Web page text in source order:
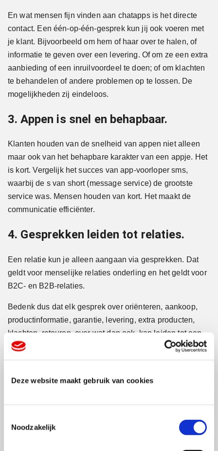
Deze website maakt gebruik van cookies
Noodzakelijk
En wat mensen fijn vinden aan chatapps is het directe
contact. Een één-op-één-gesprek kun jij ook voeren met
je klant. Bijvoorbeeld om hem of haar over te halen, of
informatie te geven over een levering. Of om ze een extra
aanbieding of een inruilvoordeel te doen; of om klachten
te behandelen of andere problemen op te lossen. De
mogelijkheden zij eindeloos.
3. Appen is snel en behapbaar.
Klanten houden van de snelheid van appen niet alleen
maar ook van het behapbare karakter van een appje. Het
is kort. Vergelijk het succes van app-voorloper sms,
waarbij de s van short (message service) de grootste
service was. Mensen houden van kort. Het maakt de
communicatie efficiënter.
4. Gesprekken leiden tot relaties.
Een relatie kun je alleen aangaan via gesprekken. Dat
geldt voor menselijke relaties onderling en het geldt voor
B2C- en B2B-relaties.
Bedenk dus dat elk gesprek over oriënteren, aankoop,
productinformatie, garantie, levering, extra producten,
klachten, retouren, over wat dan ook, kan leiden tot een
langere relatie, en vooral een betere relatie.
automatisch een track record opbouwt. Een mooier
5. Iedereen heeft een smartphone.